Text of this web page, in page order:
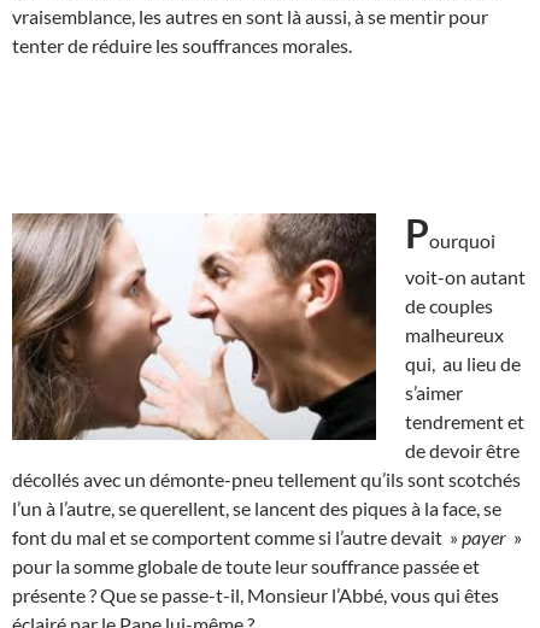
vraisemblance, les autres en sont là aussi, à se mentir pour
tenter de réduire les souffrances morales.
Pourquoi
voit-on autant
de couples
malheureux
qui, au lieu de
s’aimer
tendrement et
de devoir être
décollés avec un démonte-pneu tellement qu’ils sont scotchés
l’un à l’autre, se querellent, se lancent des piques à la face, se
font du mal et se comportent comme si l’autre devait »payer »
pour la somme globale de toute leur souffrance passée et
présente ? Que se passe-t-il, Monsieur l’Abbé, vous qui êtes
éclairé par le Pape lui-même ?